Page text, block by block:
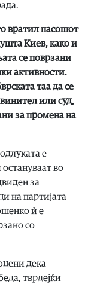
вратил пасошот
Киев, како и
се поврзани
активности.
таа да се
или суд,
за промена на
е
во
за
на партијата
ѝ е
со
дека
тврдејќи